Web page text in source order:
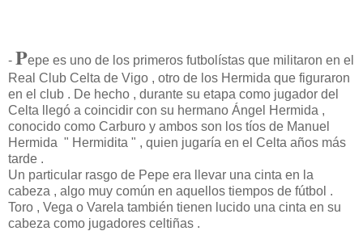
- Pepe es uno de los primeros futbolístas que militaron en el
Real Club Celta de Vigo , otro de los Hermida que figuraron
en el club . De hecho , durante su etapa como jugador del
Celta llegó a coincidir con su hermano Ángel Hermida ,
conocido como Carburo y ambos son los tíos de Manuel
Hermida " Hermidita " , quien jugaría en el Celta años más
tarde .
Un particular rasgo de Pepe era llevar una cinta en la
cabeza , algo muy común en aquellos tiempos de fútbol .
Toro , Vega o Varela también tienen lucido una cinta en su
cabeza como jugadores celtiñas .